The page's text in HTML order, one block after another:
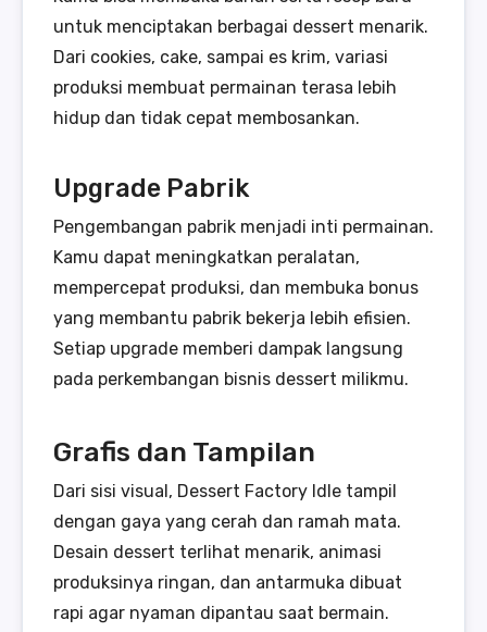
untuk menciptakan berbagai dessert menarik.
Dari cookies, cake, sampai es krim, variasi
produksi membuat permainan terasa lebih
hidup dan tidak cepat membosankan.
Upgrade Pabrik
Pengembangan pabrik menjadi inti permainan.
Kamu dapat meningkatkan peralatan,
mempercepat produksi, dan membuka bonus
yang membantu pabrik bekerja lebih efisien.
Setiap upgrade memberi dampak langsung
pada perkembangan bisnis dessert milikmu.
Grafis dan Tampilan
Dari sisi visual, Dessert Factory Idle tampil
dengan gaya yang cerah dan ramah mata.
Desain dessert terlihat menarik, animasi
produksinya ringan, dan antarmuka dibuat
rapi agar nyaman dipantau saat bermain.